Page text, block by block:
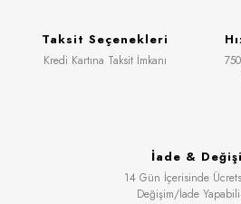
Taksit Seçenekleri
Kredi Kartına Taksit İmkanı
İade &
14 Gün İçerisinde
Değişim/İade